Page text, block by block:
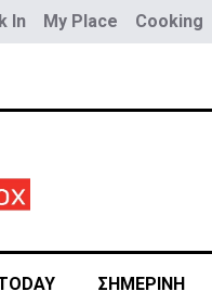
In My Place Cooking
ΣΗΜΕΡΙΝΗ